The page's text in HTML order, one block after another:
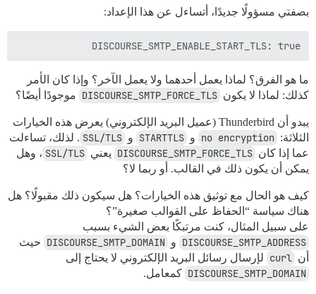
بصفتي مسؤولًا جديدًا، أتساءل عن هذا الإعداد:
DISCOURSE_SMTP_ENABLE_START_TLS: true
ما هو الفرق؟ لماذا يعمل أحدهما ولا يعمل الآخر؟ وإذا كان الأمر
كذلك: لماذا لا يكون DISCOURSE_SMTP_FORCE_TLS موجودًا أيضًا؟
يبدو أن Thunderbird (عميل البريد الإلكتروني) يعرض هذه الخيارات
الثلاثة: no encryption و STARTTLS و SSL/TLS . لذلك، تساءلت
عما إذا كان DISCOURSE_SMTP_FORCE_TLS يعني SSL/TLS ، وهل
يمكن أن يكون ذلك في القالب. أو ربما لا؟
كيف هو الحال مع توثيق هذه الخيارات؟ هل سيكون ذلك مقبولًا؟ هل
هناك سياسة “الحفاظ على القوالب صغيرة”؟
على سبيل المثال، كنت مرتبكًا بعض الشيء بسبب
DISCOURSE_SMTP_ADDRESS و DISCOURSE_SMTP_DOMAIN حيث
أن curl لإرسال رسائل البريد الإلكتروني لا يحتاج إلى
DISCOURSE_SMTP_DOMAIN كمعامل.